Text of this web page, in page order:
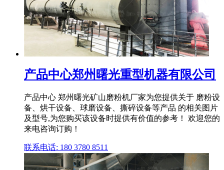
产品中心郑州曙光重型机器有限公司
产品中心 郑州曙光矿山磨粉机厂家为您提供关于 磨粉设
备、烘干设备、球磨设备、撕碎设备等产品 的相关图片
及型号,为您购买该设备时提供有价值的参考！ 欢迎您的
来电咨询订购！
联系电话: 180 3780 8511